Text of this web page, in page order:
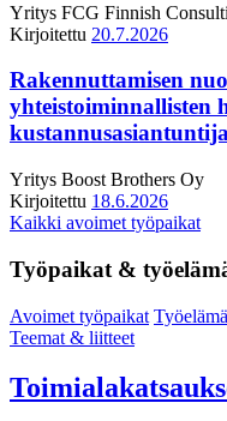
Yritys FCG Finnish
Kirjoitettu 20.7.2026
Rakennuttamisen
yhteistoiminnallisten
Yritys Boost Brothers Oy
Kirjoitettu 18.6.2026
Kaikki avoimet työpaikat
Työpaikat &
Avoimet työpaikat
Teemat & liitteet